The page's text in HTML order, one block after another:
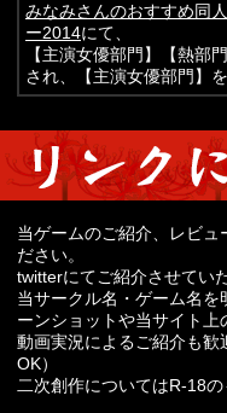
みなみさんのおすすめ同
ー2014にて、
【主演女優部門】【熱部
され、【主演女優部門】
当ゲームのご紹介、レビュ
ださい。
twitterにてご紹介させてい
当サークル名・ゲーム名を
ーンショットや当サイト上
動画実況によるご紹介も歓
OK）
二次創作についてはR-18